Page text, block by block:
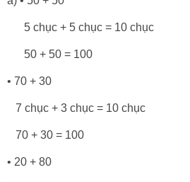
5 chục + 5 chục = 10 chục
50 + 50 = 100
• 70 + 30
7 chục + 3 chục = 10 chục
70 + 30 = 100
• 20 + 80